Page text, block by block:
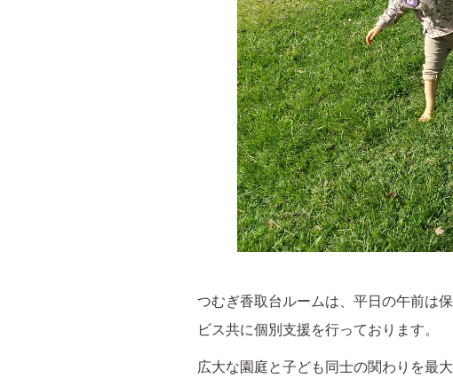
つむぎ香取台ルームは、平日の午前は
ビス共に個別支援を行っております。
広大な園庭と子ども同士の関わりを最